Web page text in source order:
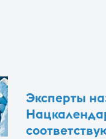
Эксперты